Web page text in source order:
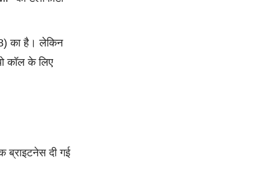
का है। लेकिन
कॉल के लिए
ब्राइटनेस दी गई